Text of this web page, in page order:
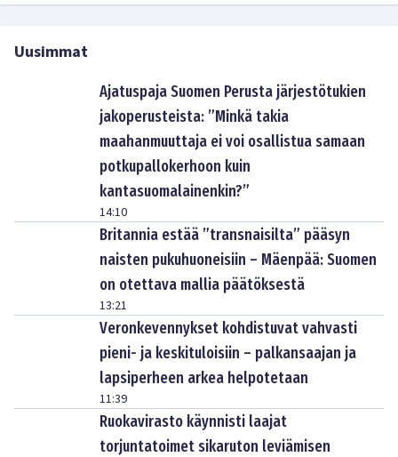
Uusimmat
Ajatuspaja Suomen Perusta järjestötukien
jakoperusteista: ”Minkä takia
maahanmuuttaja ei voi osallistua samaan
potkupallokerhoon kuin
kantasuomalainenkin?”
14:10
Britannia estää ”transnaisilta” pääsyn
naisten pukuhuoneisiin – Mäenpää: Suomen
on otettava mallia päätöksestä
13:21
Veronkevennykset kohdistuvat vahvasti
pieni- ja keskituloisiin – palkansaajan ja
lapsiperheen arkea helpotetaan
11:39
Ruokavirasto käynnisti laajat
torjuntatoimet sikaruton leviämisen